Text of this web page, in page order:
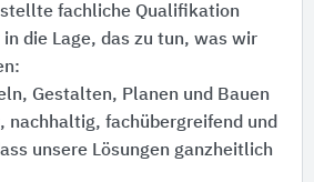
fachliche Qualifikation
die Lage, das zu tun, was wir
Gestalten, Planen und Bauen
nachhaltig, fachübergreifend und
unsere Lösungen ganzheitlich